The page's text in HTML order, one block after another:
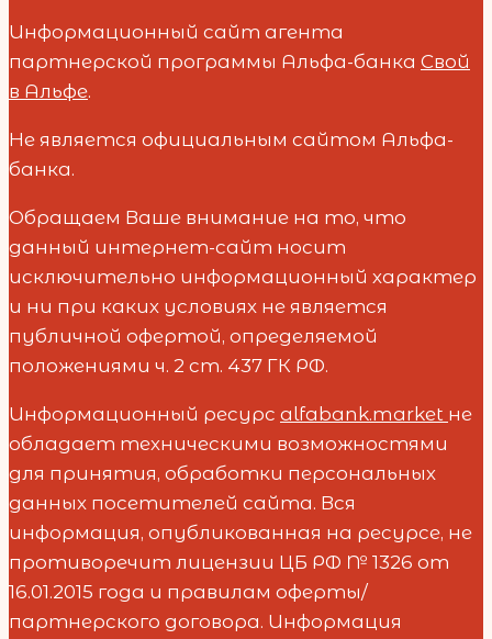
Информационный сайт агента
партнерской программы Альфа-банка Свой
в Альфе.
Не является официальным сайтом Альфа-
банка.
Обращаем Ваше внимание на то, что
данный интернет-сайт носит
исключительно информационный характер
и ни при каких условиях не является
публичной офертой, определяемой
положениями ч. 2 ст. 437 ГК РФ.
Информационный ресурс alfabank.market не
обладает техническими возможностями
для принятия, обработки персональных
данных посетителей сайта. Вся
информация, опубликованная на ресурсе, не
противоречит лицензии ЦБ РФ № 1326 от
16.01.2015 года и правилам оферты/
партнерского договора. Информация